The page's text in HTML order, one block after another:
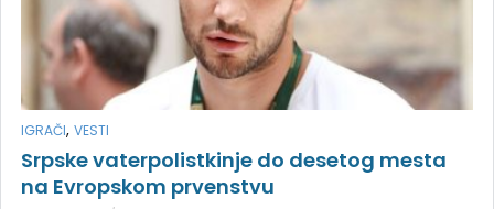
IGRAČI, VESTI
Srpske vaterpolistkinje do desetog mesta
na Evropskom prvenstvu